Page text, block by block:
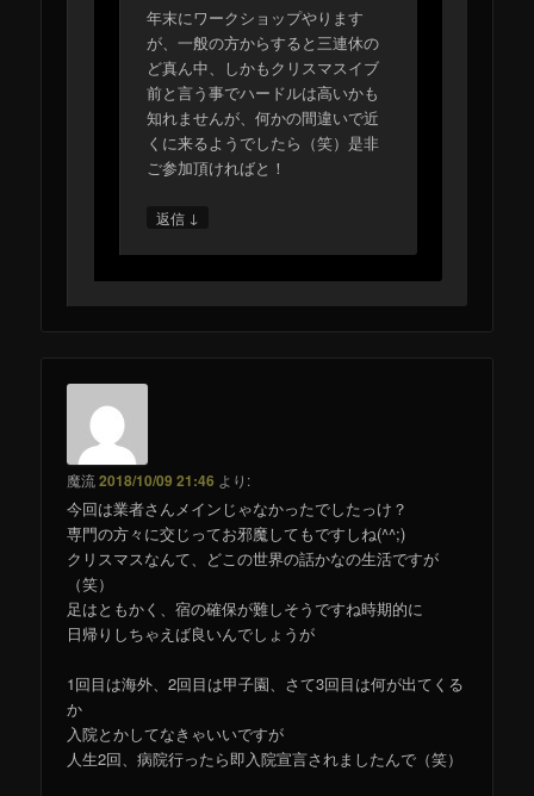
年末にワークショップやります
が、一般の方からすると三連休の
ど真ん中、しかもクリスマスイブ
前と言う事でハードルは高いかも
知れませんが、何かの間違いで近
くに来るようでしたら（笑）是非
ご参加頂ければと！
返信 ↓
魔流2018/10/09 21:46 より:
今回は業者さんメインじゃなかったでしたっけ？
専門の方々に交じってお邪魔してもですしね(^^;)
クリスマスなんて、どこの世界の話かなの生活ですが
（笑）
足はともかく、宿の確保が難しそうですね時期的に
日帰りしちゃえば良いんでしょうが
1回目は海外、2回目は甲子園、さて3回目は何が出てくる
か
入院とかしてなきゃいいですが
人生2回、病院行ったら即入院宣言されましたんで（笑）